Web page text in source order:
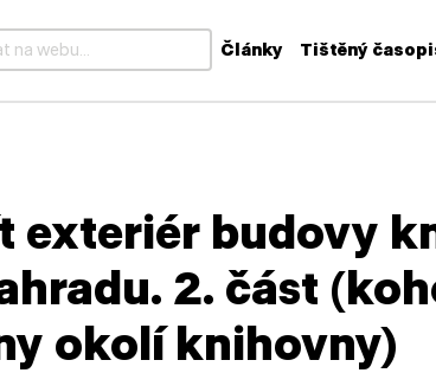
Články Tištěný
exteriér budovy
2. část
okolí knihovny)